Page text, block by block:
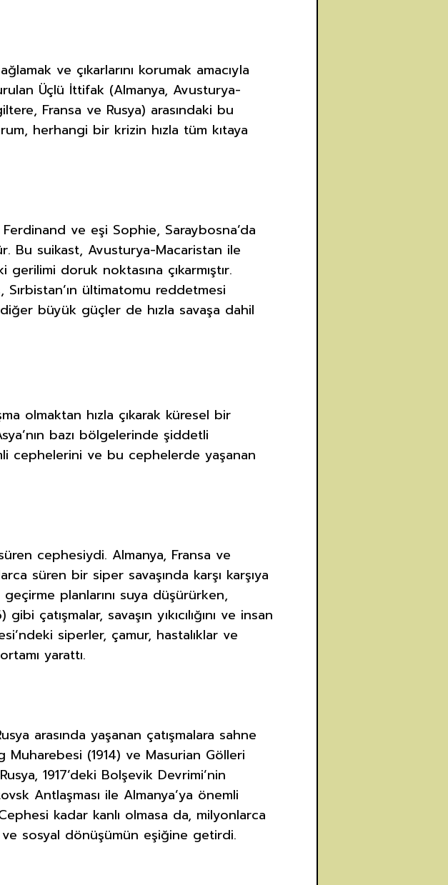
ve çıkarlarını korumak amacıyla
Üçlü İttifak (Almanya, Avusturya-
Fransa ve Rusya) arasındaki bu
herhangi bir krizin hızla tüm kıtaya
ve eşi Sophie, Saraybosna’da
Bu suikast, Avusturya-Macaristan ile
doruk noktasına çıkarmıştır.
ültimatomu reddetmesi
büyük güçler de hızla savaşa dahil
olmaktan hızla çıkarak küresel bir
bazı bölgelerinde şiddetli
cephelerini ve bu cephelerde yaşanan
cephesiydi. Almanya, Fransa ve
süren bir siper savaşında karşı karşıya
geçirme planlarını suya düşürürken,
çatışmalar, savaşın yıkıcılığını ve insan
siperler, çamur, hastalıklar ve
yarattı.
arasında yaşanan çatışmalara sahne
Muharebesi (1914) ve Masurian Gölleri
1917’deki Bolşevik Devrimi’nin
Antlaşması ile Almanya’ya önemli
kadar kanlı olmasa da, milyonlarca
ve sosyal dönüşümün eşiğine getirdi.